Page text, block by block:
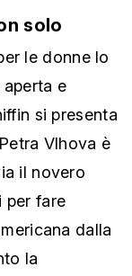
solo
le donne lo
e
si presenta
Vlhova è
il novero
per fare
dalla
la